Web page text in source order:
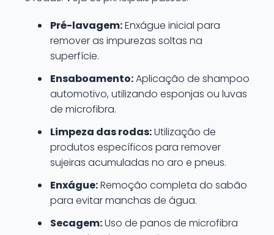
Pré-lavagem:Enxágue inicial para
remover as impurezas soltas na
superfície.
Ensaboamento:Aplicação de shampoo
automotivo, utilizando esponjas ou luvas
de microfibra.
Limpeza das rodas:Utilização de
produtos específicos para remover
sujeiras acumuladas no aro e pneus.
Enxágue:Remoção completa do sabão
para evitar manchas de água.
Secagem:Uso de panos de microfibra